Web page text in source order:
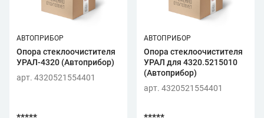
АВТОПРИБОР
Опора стеклоочистителя
УРАЛ-4320 (Автоприбор)
арт. 4320521554401
АВТОПРИБОР
Опора стеклоочистителя
УРАЛ для 4320.5215010
(Автоприбор)
арт. 4320521554401